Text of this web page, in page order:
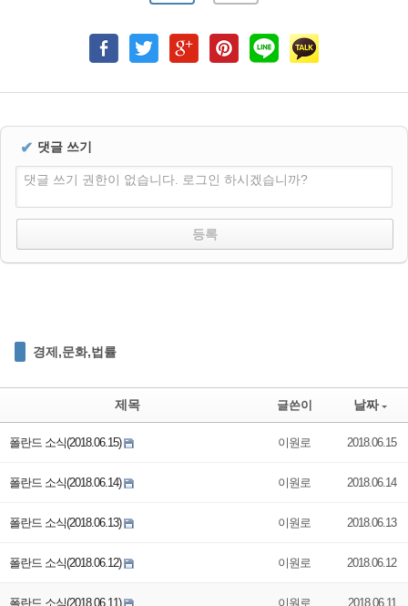
✔ 댓글 쓰기
댓글 쓰기 권한이 없습니다. 로그인 하시겠습니까?
경제,문화,법률
제목 글쓴이 날짜
폴란드 소식(2018.06.15) 이원로 2018.06.15
폴란드 소식(2018.06.14) 이원로 2018.06.14
폴란드 소식(2018.06.13) 이원로 2018.06.13
폴란드 소식(2018.06.12) 이원로 2018.06.12
폴란드 소식(2018.06.11) 이원로 2018.06.11